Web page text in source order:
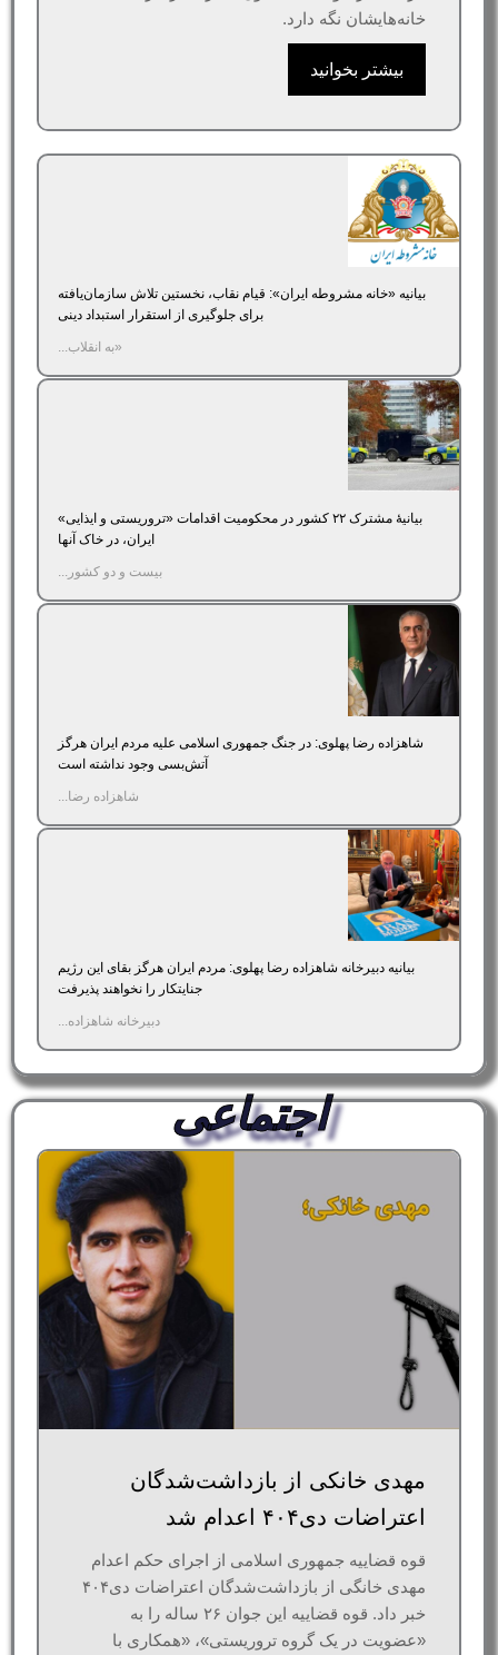
خانه‌هایشان نگه دارد.
بیشتر بخوانید
بیانیه «خانه مشروطه ایران»‌: قیام نقاب، نخستین تلاش سازمان‌یافته
برای جلوگیری از استقرار استبداد دینی
«به انقلاب...
بیانیۀ مشترک ۲۲ کشور در محکومیت اقدامات «تروریستی و ایذایی»
ایران، در خاک آنها
بیست و دو کشور...
شاهزاده رضا پهلوی: در جنگ جمهوری اسلامی علیه مردم ایران هرگز
آتش‌بسی وجود نداشته است
شاهزاده رضا...
بیانیه دبیرخانه شاهزاده رضا پهلوی: مردم ایران هرگز بقای این رژیم
جنایتکار را نخواهند پذیرفت
دبیرخانه شاهزاده...
اجتماعی
مهدی خانکی از بازداشت‌شدگان
اعتراضات دی۴۰۴ اعدام شد
قوه قضاییه جمهوری اسلامی از اجرای حکم اعدام
مهدی خانگی از بازداشت‌شدگان اعتراضات دی۴۰۴
خبر داد. قوه قضاییه این جوان ۲۶ ساله را به
«عضویت در یک گروه تروریستی»، «همکاری با